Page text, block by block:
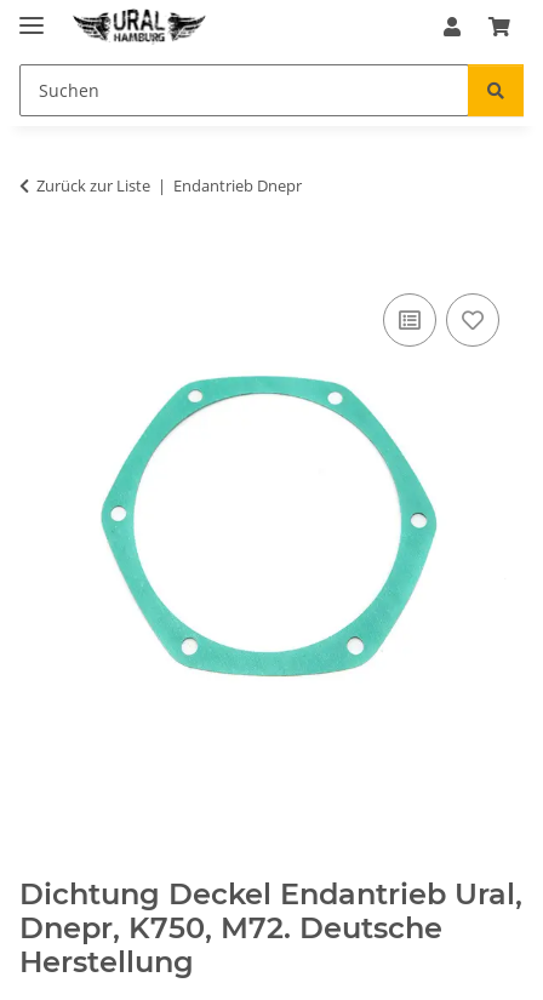
Zurück zur Liste Endantrieb Dnepr
Dichtung Deckel Endantrieb Ural,
Dnepr, K750, M72. Deutsche
Herstellung